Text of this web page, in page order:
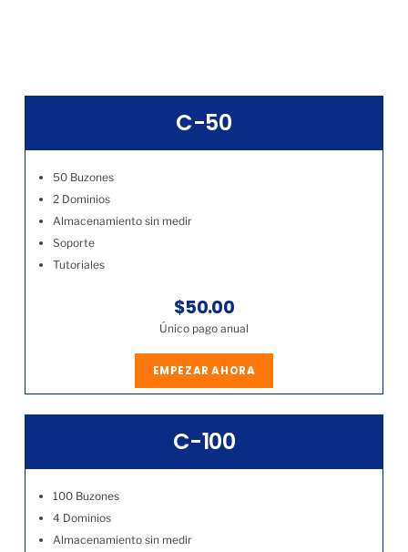
C-50
50 Buzones
2 Dominios
Almacenamiento sin medir
Soporte
Tutoriales
$50.00
Único pago anual
EMPEZAR AHORA
C-100
100 Buzones
4 Dominios
Almacenamiento sin medir